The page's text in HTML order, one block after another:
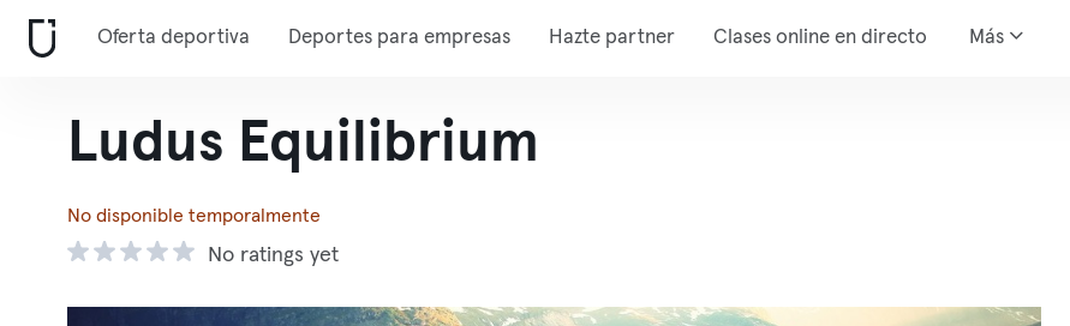
Oferta deportiva Deportes para empresas Hazte partner Clases online en directo Más
Ludus Equilibrium
No disponible temporalmente
No ratings yet